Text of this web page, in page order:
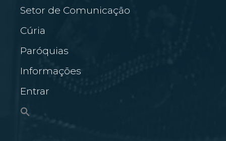
Setor de Comunicação
Cúria
Paróquias
Informações
Entrar